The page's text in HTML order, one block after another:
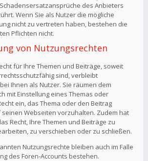
des Anbieters
Wenn Sie als Nutzer die mögliche
nicht zu vertreten haben, bestehen die
Pflichten nicht.
von Nutzungsrechten
für Ihre Themen und Beiträge, soweit
sind, verbleibt
Ihnen als Nutzer. Sie räumen dem
mit Einstellung eines Themas oder
ein, das Thema oder den Beitrag
Webseiten vorzuhalten. Zudem hat
Recht, Ihre Themen und Beiträge zu
zu verschieben oder zu schließen.
Nutzungsrechte bleiben auch im Falle
des Foren-Accounts bestehen.